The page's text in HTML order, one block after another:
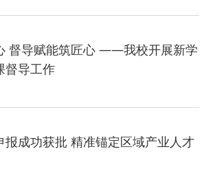
绘蓝图 踔厉奋进启新程
2026-07-24
标谋新篇 巾帼聚力启新程
2026-07-23
督导赋能筑匠心 ——我校开展新学
督导工作
报成功获批 精准锚定区域产业人才